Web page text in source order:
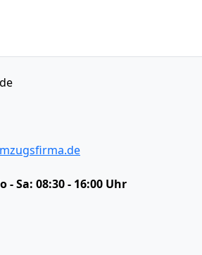
- Sa: 08:30 - 16:00 Uhr